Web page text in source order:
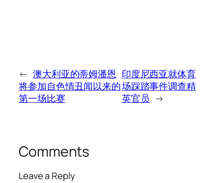
← 澳大利亚的蒂姆潘恩
将参加自色情丑闻以来的
第一场比赛
印度尼西亚就体育
场踩踏事件调查精
英官员 →
Comments
Leave a Reply